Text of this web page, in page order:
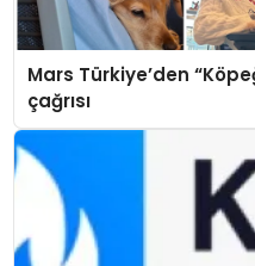
Mars Türkiye’den
çağrısı